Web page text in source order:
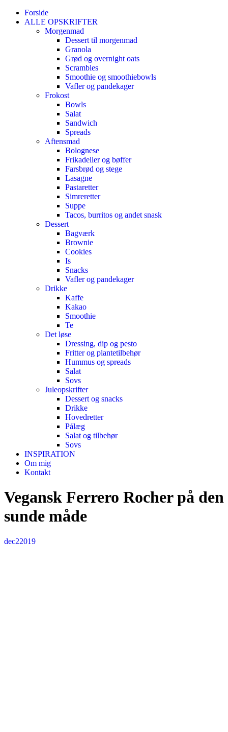
Forside
ALLE OPSKRIFTER
Morgenmad
Dessert til morgenmad
Granola
Grød og overnight oats
Scrambles
Smoothie og smoothiebowls
Vafler og pandekager
Frokost
Bowls
Salat
Sandwich
Spreads
Aftensmad
Bolognese
Frikadeller og bøffer
Farsbrød og stege
Lasagne
Pastaretter
Simreretter
Suppe
Tacos, burritos og andet snask
Dessert
Bagværk
Brownie
Cookies
Is
Snacks
Vafler og pandekager
Drikke
Kaffe
Kakao
Smoothie
Te
Det løse
Dressing, dip og pesto
Fritter og plantetilbehør
Hummus og spreads
Salat
Sovs
Juleopskrifter
Dessert og snacks
Drikke
Hovedretter
Pålæg
Salat og tilbehør
Sovs
INSPIRATION
Om mig
Kontakt
Vegansk Ferrero Rocher på den
sunde måde
dec22019